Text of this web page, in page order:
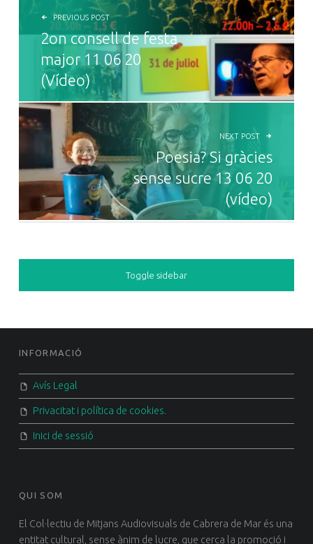
PREVIOUS POST
2on consell de festa
major 11 06 20
(Vídeo)
NEXT POST
Poesia? Si gràcies
sense sucre 13 06 20
(vídeo)
SIDEBAR
Toggle sidebar
FOOTER SIDEBAR
INFORMACIÓ
Avís Legal
Privacitat i política de cookies.
Inici de sessió
QUI SOM
El Col·lectiu de Mitjans Audiovisuals de Cabrera de Mar és una
entitat cultural, sense ànim de lucre, que cerca la promoció i